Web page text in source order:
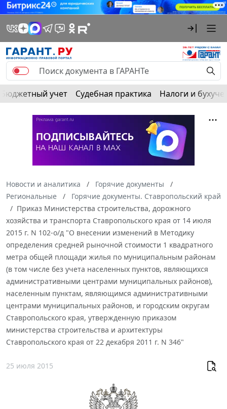
Бюджетный учет Судебная практика Налоги и
Новости и аналитика
Горячие документы
Региональные
Горячие документы. Ставропольский край
Приказ Министерства строительства, дорожного
хозяйства и транспорта Ставропольского края от 14 июля
2015 г. N 102-о/д "О внесении изменений в Методику
определения средней рыночной стоимости 1 квадратного
метра общей площади жилья по муниципальным районам
(в том числе без учета населенных пунктов, являющихся
административными центрами муниципальных районов),
населенным пунктам, являющимся административными
центрами муниципальных районов, и городским округам
Ставропольского края, утвержденную приказом
министерства строительства и архитектуры
Ставропольского края от 22 декабря 2011 г. N 346"
25 июля 2015